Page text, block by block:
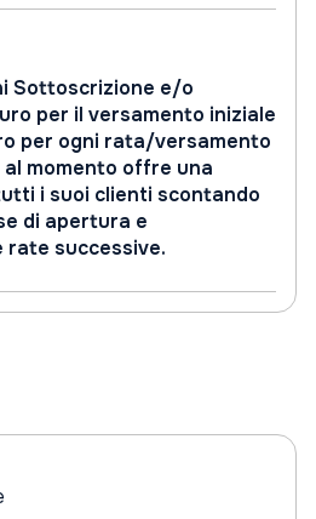
Sottoscrizione e/o
per il versamento iniziale
per ogni rata/versamento
momento offre una
i suoi clienti scontando
di apertura e
successive.